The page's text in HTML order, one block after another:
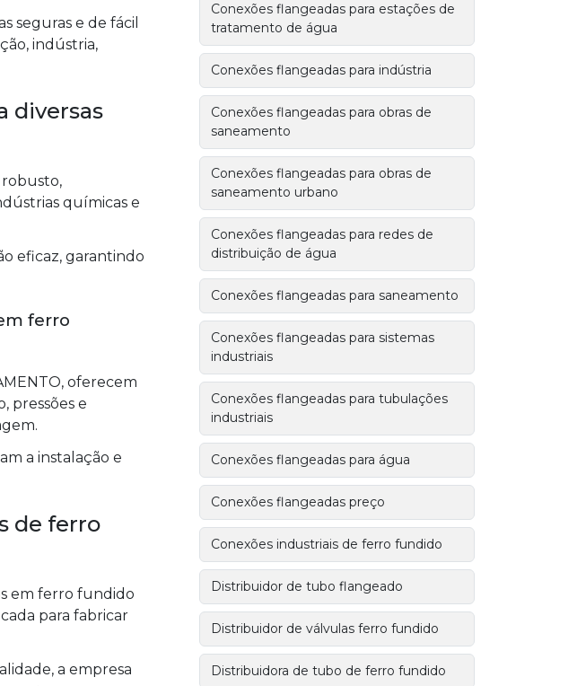
seguras e de fácil
indústria,
diversas
químicas e
eficaz, garantindo
ferro
oferecem
pressões e
a instalação e
de ferro
em ferro fundido
para fabricar
a empresa
Conexões flangeadas para estações de
tratamento de água
Conexões flangeadas para indústria
Conexões flangeadas para obras de
saneamento
Conexões flangeadas para obras de
saneamento urbano
Conexões flangeadas para redes de
distribuição de água
Conexões flangeadas para saneamento
Conexões flangeadas para sistemas
industriais
Conexões flangeadas para tubulações
industriais
Conexões flangeadas para água
Conexões flangeadas preço
Conexões industriais de ferro fundido
Distribuidor de tubo flangeado
Distribuidor de válvulas ferro fundido
Distribuidora de tubo de ferro fundido